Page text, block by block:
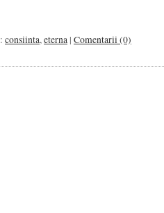
consiinta,eterna | Comentarii (0)